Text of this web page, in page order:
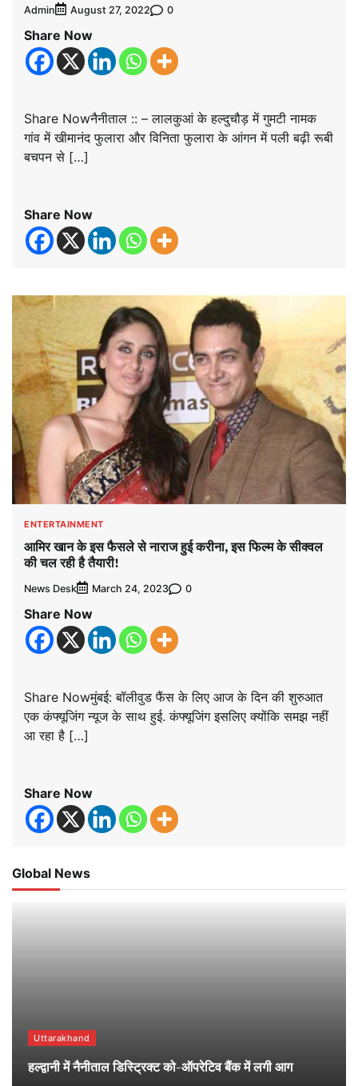
Admin August 27, 2022 0
Share Now
Share Nowनैनीताल :: – लालकुआं के हल्दुचौड़ में गुमटी नामक
गांव में खीमानंद फुलारा और विनिता फुलारा के आंगन में पली बढ़ी रूबी
बचपन से […]
Share Now
ENTERTAINMENT
आमिर खान के इस फैसले से नाराज हुई करीना, इस फिल्म के सीक्वल
की चल रही है तैयारी!
News Desk March 24, 2023 0
Share Now
Share Nowमुंबई: बॉलीवुड फैंस के लिए आज के दिन की शुरुआत
एक कंफ्यूजिंग न्यूज के साथ हुई. कंफ्यूजिंग इसलिए क्योंकि समझ नहीं
आ रहा है […]
Share Now
Global News
Uttarakhand
हल्द्वानी में नैनीताल डिस्ट्रिक्ट को-ऑपरेटिव बैंक में लगी आग